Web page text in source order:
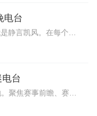
电台
你好，这里是「心之回响」。我是静言凯风。在每个安静的夜晚，用声音陪你聊聊天——聊那些藏在心里的情绪、过不去的坎、说不出的心事，也聊女性如何在生活里慢慢长成自己的...
台
一路追随NBA的球友闲谈聚集地。聚焦赛事前瞻、赛后复盘、球员评价与球队交易分析。见证过王朝起落、球星流转，看过铁血对抗，也亲历篮球打法的时代变革。抛开短视频...